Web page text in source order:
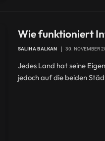
Wie funktioniert
SALIHA BALKAN 30. NOVEMBER
Jedes Land hat seine
jedoch auf die beiden